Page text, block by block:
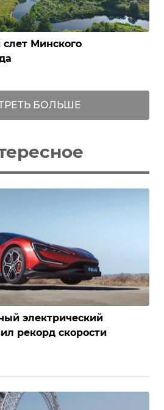
слет Минского
БОЛЬШЕ
электрический
рекорд скорости